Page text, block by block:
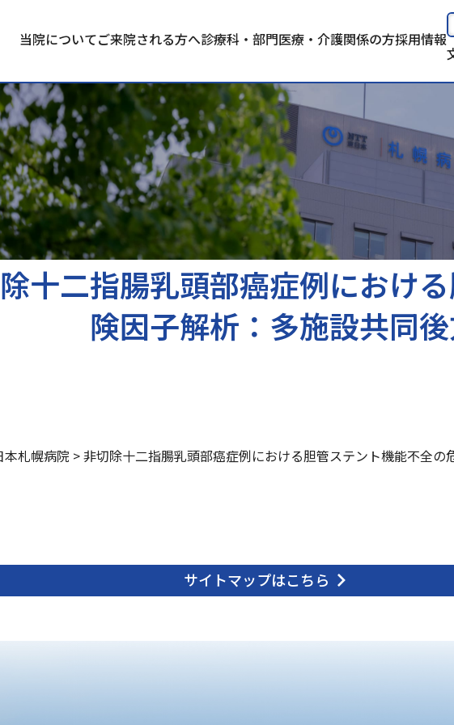
当院についてご来院される方へ診療科・部門医療・介護関係の方採用情報
十二指腸乳頭部癌症例におけ
険因子解析：多施設共同
札幌病院 >非切除十二指腸乳頭部癌症例における胆管ステント機能不全
サイトマップはこちら